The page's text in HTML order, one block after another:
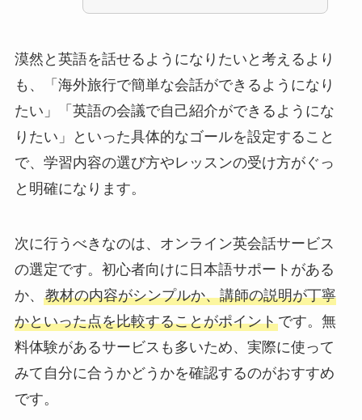
漠然と英語を話せるようになりたいと考えるより
も、「海外旅行で簡単な会話ができるようになり
たい」「英語の会議で自己紹介ができるようにな
りたい」といった具体的なゴールを設定すること
で、学習内容の選び方やレッスンの受け方がぐっ
と明確になります。
次に行うべきなのは、オンライン英会話サービス
の選定です。初心者向けに日本語サポートがある
か、 教材の内容がシンプルか、講師の説明が丁寧
かといった点を比較することがポイントです。無
料体験があるサービスも多いため、実際に使って
みて自分に合うかどうかを確認するのがおすすめ
です。